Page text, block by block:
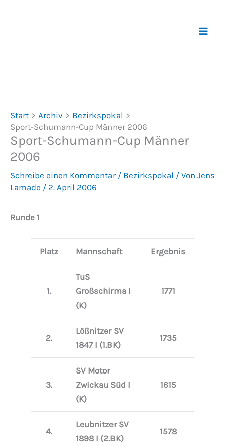
Start Archiv
Bezirkspokal
Sport-Schumann-Cup Männer 2006
Sport-Schumann-Cup Männer
2006
Schreibe einen Kommentar / Bezirkspokal / Von Jens
Lamade / 2. April 2006
Runde 1
Platz Mannschaft Ergebnis
1.
TuS
Großschirma I
(K)
1771
2.
Lößnitzer SV
1847 I (1.BK)
1735
3.
SV Motor
Zwickau Süd I
(K)
1615
4.
Leubnitzer SV
1898 I (2.BK)
1578